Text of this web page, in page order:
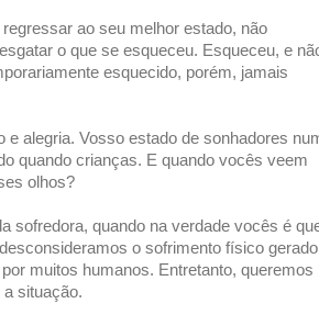
ao seu melhor estado, não
o que se esqueceu. Esqueceu, e
esquecido, porém, jamais
alegria. Vosso estado de sonhadores
quando crianças. E quando vocês veem
olhos?
sofredora, quando na verdade vocês é
o sofrimento físico gerado
muitos humanos. Entretanto, queremos
situação.